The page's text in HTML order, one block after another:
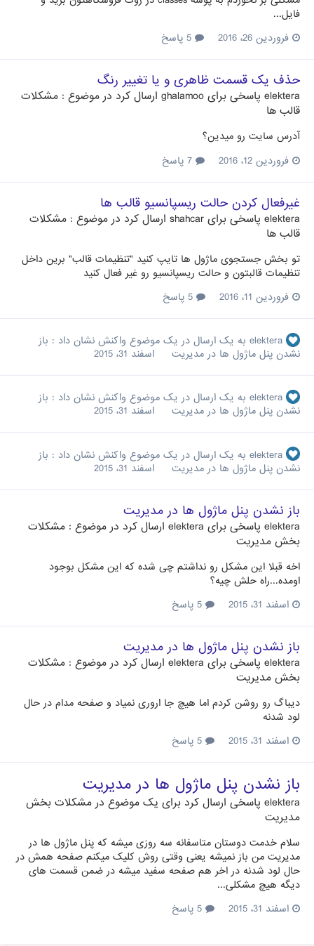
فایل...
فروردین 26، 2016
حذف یک قسمت ظاهری و یا تغییر رنگ
elektera پاسخی برای ghalamoo ارسال کرد در موضوع : مشکلات
قالب ها
آدرس سایت رو میدین؟
فروردین 12، 2016
غیرفعال کردن حالت ریسپانسیو قالب ها
elektera پاسخی برای shahcar ارسال کرد در موضوع : مشکلات
قالب ها
تو بخش جستجوی ماژول ها تایپ کنید "تنظیمات قالب" برین داخل
تنظیمات قالبتون و حالت ریسپانسیو رو غیر فعال کنید
فروردین 11، 2016
elektera به یک ارسال در یک موضوع واکنش نشان داد : باز
نشدن پنل ماژول ها در مدیریت
اسفند 31، 2015
elektera به یک ارسال در یک موضوع واکنش نشان داد : باز
نشدن پنل ماژول ها در مدیریت
اسفند 31، 2015
elektera به یک ارسال در یک موضوع واکنش نشان داد : باز
نشدن پنل ماژول ها در مدیریت
اسفند 31، 2015
باز نشدن پنل ماژول ها در مدیریت
elektera پاسخی برای elektera ارسال کرد در موضوع : مشکلات
بخش مدیریت
اخه قبلا این مشکل رو نداشتم چی شده که این مشکل بوجود
اومده...راه حلش چیه؟
اسفند 31، 2015
باز نشدن پنل ماژول ها در مدیریت
elektera پاسخی برای elektera ارسال کرد در موضوع : مشکلات
بخش مدیریت
دیباگ رو روشن کردم اما هیچ جا اروری نمیاد و صفحه مدام در حال
لود شدنه
اسفند 31، 2015
باز نشدن پنل ماژول ها در مدیریت
elektera پاسخی ارسال کرد برای یک موضوع در مشکلات بخش
مدیریت
سلام خدمت دوستان متاسفانه سه روزی میشه که پنل ماژول ها در
مدیریت من باز نمیشه یعنی وقتی روش کلیک میکنم صفحه همش در
حال لود شدنه در اخر هم صفحه سفید میشه در ضمن قسمت های
دیگه هیچ مشکلی...
اسفند 31، 2015